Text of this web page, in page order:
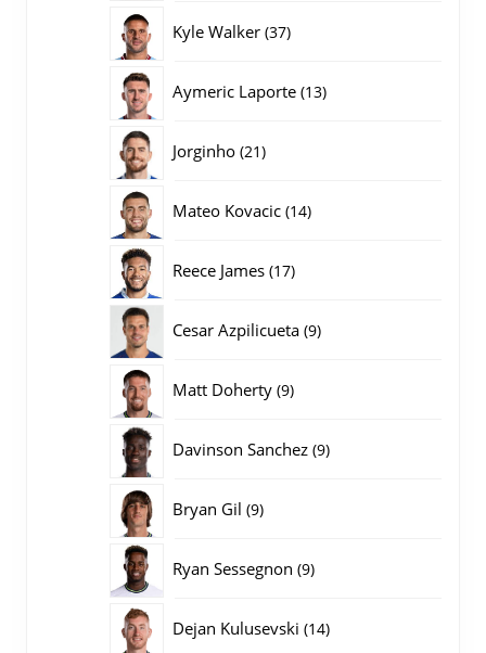
Kyle Walker 3737
Aymeric Laporte 1313
Jorginho 2121
Mateo Kovacic 1414
Reece James 1717
Cesar Azpilicueta 99
Matt Doherty 99
Davinson Sanchez 99
Bryan Gil 99
Ryan Sessegnon 99
Dejan Kulusevski 1414